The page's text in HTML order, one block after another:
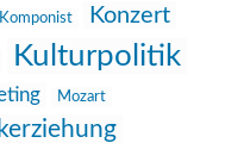
Komponist Konzert
Kulturpolitik
Mozart